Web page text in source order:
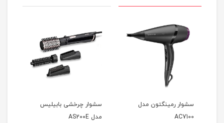
سشوار رمینگتون مدل
AC7100
سشوار چرخشی بابیلیس
مدل AS200E